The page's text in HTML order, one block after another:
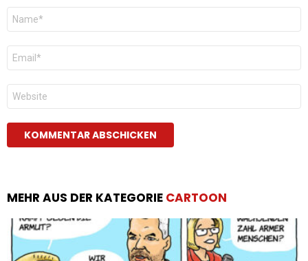
Name
E-
Mail
*
Website
MEHR AUS DER KATEGORIE CARTOON